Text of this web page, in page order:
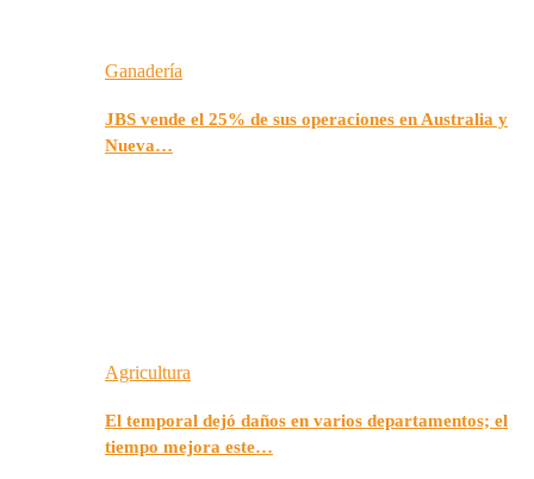
Ganadería
JBS vende el 25% de sus operaciones en Australia y
Nueva…
Agricultura
El temporal dejó daños en varios departamentos; el
tiempo mejora este…